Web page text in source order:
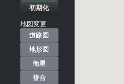
地図変更